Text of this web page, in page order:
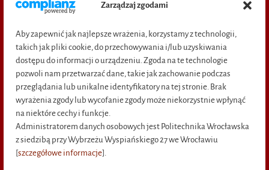
Zarządzaj zgodami
Aby zapewnić jak najlepsze wrażenia, korzystamy z technologii,
takich jak pliki cookie, do przechowywania i/lub uzyskiwania
dostępu do informacji o urządzeniu. Zgoda na te technologie
pozwoli nam przetwarzać dane, takie jak zachowanie podczas
przeglądania lub unikalne identyfikatory na tej stronie. Brak
wyrażenia zgody lub wycofanie zgody może niekorzystnie wpłynąć
na niektóre cechy i funkcje.
Administratorem danych osobowych jest Politechnika Wrocławska
z siedzibą przy Wybrzeżu Wyspiańskiego 27 we Wrocławiu
[szczegółowe informacje].
Telefon:
71 328 29 94 (sprzedaż książek)
Adres: pl. Grunwaldzki 11,
50-377 Wrocław
(bud D-21, wejście C, pok. M-16)
Na skróty